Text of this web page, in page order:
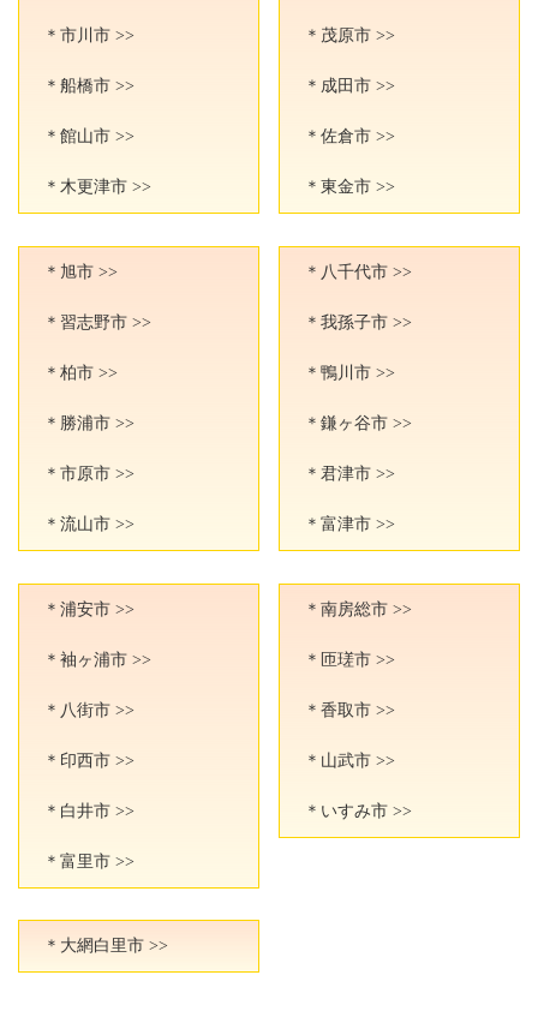
＊市川市 >>
＊船橋市 >>
＊館山市 >>
＊木更津市 >>
＊茂原市 >>
＊成田市 >>
＊佐倉市 >>
＊東金市 >>
＊旭市 >>
＊習志野市 >>
＊柏市 >>
＊勝浦市 >>
＊市原市 >>
＊流山市 >>
＊八千代市 >>
＊我孫子市 >>
＊鴨川市 >>
＊鎌ヶ谷市 >>
＊君津市 >>
＊富津市 >>
＊浦安市 >>
＊袖ヶ浦市 >>
＊八街市 >>
＊印西市 >>
＊白井市 >>
＊富里市 >>
＊南房総市 >>
＊匝瑳市 >>
＊香取市 >>
＊山武市 >>
＊いすみ市 >>
＊大網白里市 >>